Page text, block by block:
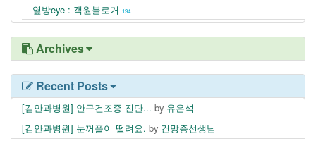
옆방eye : 객원블로거 194
Archives
Recent Posts
[김안과병원] 안구건조증 진단... by 유은석
[김안과병원] 눈꺼풀이 떨려요. by 건망증선생님